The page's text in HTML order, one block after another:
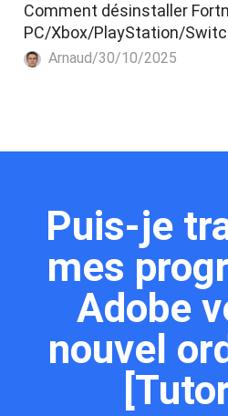
Comment désinstaller
PC/Xbox/PlayStation/
Arnaud/30/10/2025
Puis-je
mes
Adobe
nouvel